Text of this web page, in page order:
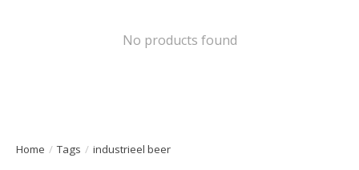
Home / Tags / industrieel beer
No products found